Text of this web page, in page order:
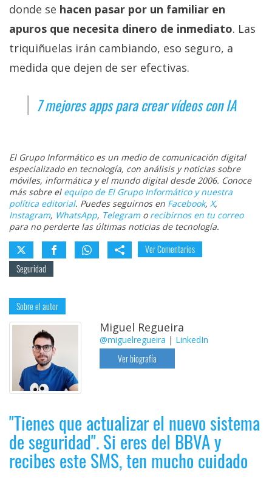
donde se hacen pasar por un familiar en
apuros que necesita dinero de inmediato. Las
triquiñuelas irán cambiando, eso seguro, a
medida que dejen de ser efectivas.
7 mejores apps para crear vídeos con IA
El Grupo Informático es un medio de comunicación digital
especializado en tecnología, con análisis y noticias sobre
móviles, informática y el mundo digital desde 2006. Conoce
más sobre el equipo de El Grupo Informático y nuestra
política editorial. Puedes seguirnos en Facebook, X,
Instagram, WhatsApp, Telegramo recibirnos en tu correo
para no perderte las últimas noticias de tecnología.
Ver Comentarios
Seguridad
Sobre el autor
Miguel Regueira
@miguelregueira | LinkedIn
Ver biografía
"Tienes que actualizar el nuevo sistema
de seguridad". Si eres del BBVA y
recibes este SMS, ten mucho cuidado